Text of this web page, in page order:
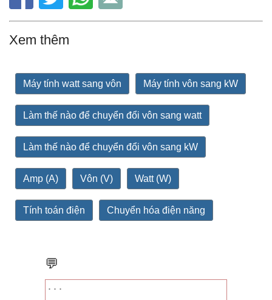
Xem thêm
Máy tính watt sang vôn Máy tính vôn sang kW
Làm thế nào để chuyển đổi vôn sang watt
Làm thế nào để chuyển đổi vôn sang kW
Amp (A) Vôn (V) Watt (W)
Tính toán điện Chuyển hóa điện năng
💬